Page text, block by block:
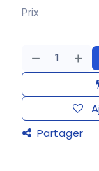
Partager
Prix